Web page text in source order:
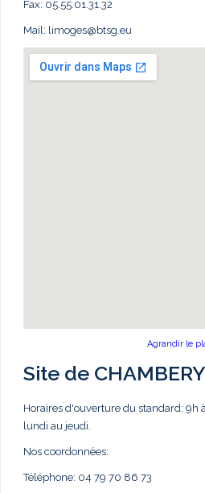
Fax: 05.55.01.31.32
Mail: limoges@btsg.eu
Agrandir le
Site de CHAMBERY
Horaires d'ouverture du standard: 9h
lundi au jeudi.
Nos coordonnées:
Téléphone: 04 79 70 86 73